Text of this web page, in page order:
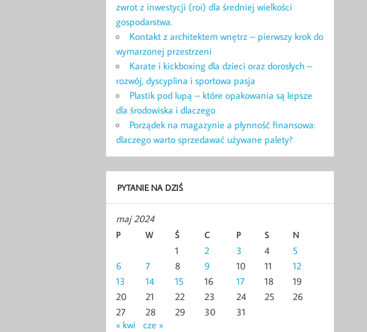
zwrot z inwestycji (roi) dla średniej wielkości
gospodarstwa.
Kontakt z architektem wnętrz – pierwszy krok do
wymarzonej przestrzeni
Karate i kickboxing dla dzieci oraz dorosłych –
rozwój, dyscyplina i sportowa pasja
Plastik pod lupą – które opakowania są lepsze
dla środowiska i dlaczego
Porządek na magazynie a płynność finansowa:
dlaczego warto sprzedawać używane palety?
PYTANIE NA DZIŚ
maj 2024
P W Ś C P S N
1 2 3 4
5
6
7 8 9 10 11
12
13
14 15 16 17 18
19
20
21 22 23 24 25
26
27
28 29 30
31
« kwi
cze »